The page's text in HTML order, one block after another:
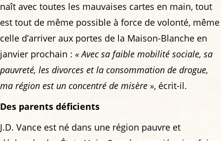
naît avec toutes les mauvaises cartes en main, tout
est tout de même possible à force de volonté, même
celle d’arriver aux portes de la Maison-Blanche en
janvier prochain : « Avec sa faible mobilité sociale, sa
pauvreté, les divorces et la consommation de drogue,
ma région est un concentré de misère », écrit-il.
Des parents déficients
J.D. Vance est né dans une région pauvre et